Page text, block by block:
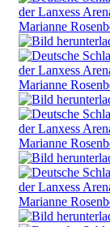
Marianne
Marianne
Marianne
Marianne